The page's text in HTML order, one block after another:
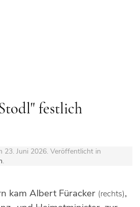
festlich
23. Juni 2026. Veröffentlicht in
.
kam Albert Füracker (rechts),